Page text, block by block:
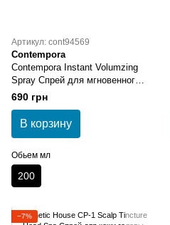
Артикул: cont94569
Contempora
Contempora Instant Volumzing
Spray Спрей для мгновенного
объема с маслом облепихи и
огуречным маслом 200 мл
690 грн
В корзину
Обьем мл
200
−7%